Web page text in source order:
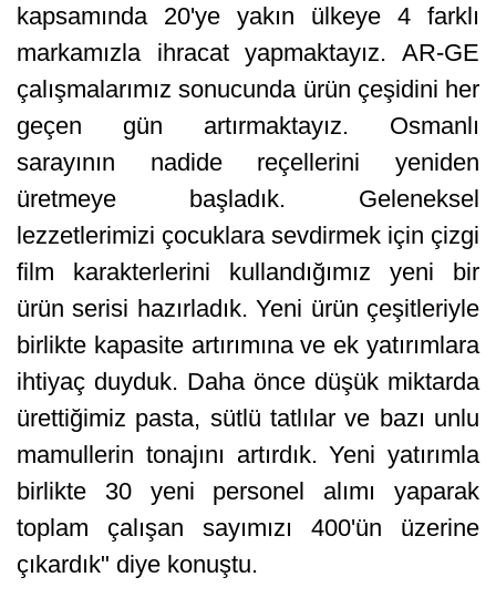
kapsamında 20'ye yakın ülkeye 4 farklı
markamızla ihracat yapmaktayız. AR-GE
çalışmalarımız sonucunda ürün çeşidini her
geçen gün artırmaktayız. Osmanlı
sarayının nadide reçellerini yeniden
üretmeye başladık. Geleneksel
lezzetlerimizi çocuklara sevdirmek için çizgi
film karakterlerini kullandığımız yeni bir
ürün serisi hazırladık. Yeni ürün çeşitleriyle
birlikte kapasite artırımına ve ek yatırımlara
ihtiyaç duyduk. Daha önce düşük miktarda
ürettiğimiz pasta, sütlü tatlılar ve bazı unlu
mamullerin tonajını artırdık. Yeni yatırımla
birlikte 30 yeni personel alımı yaparak
toplam çalışan sayımızı 400'ün üzerine
çıkardık" diye konuştu.